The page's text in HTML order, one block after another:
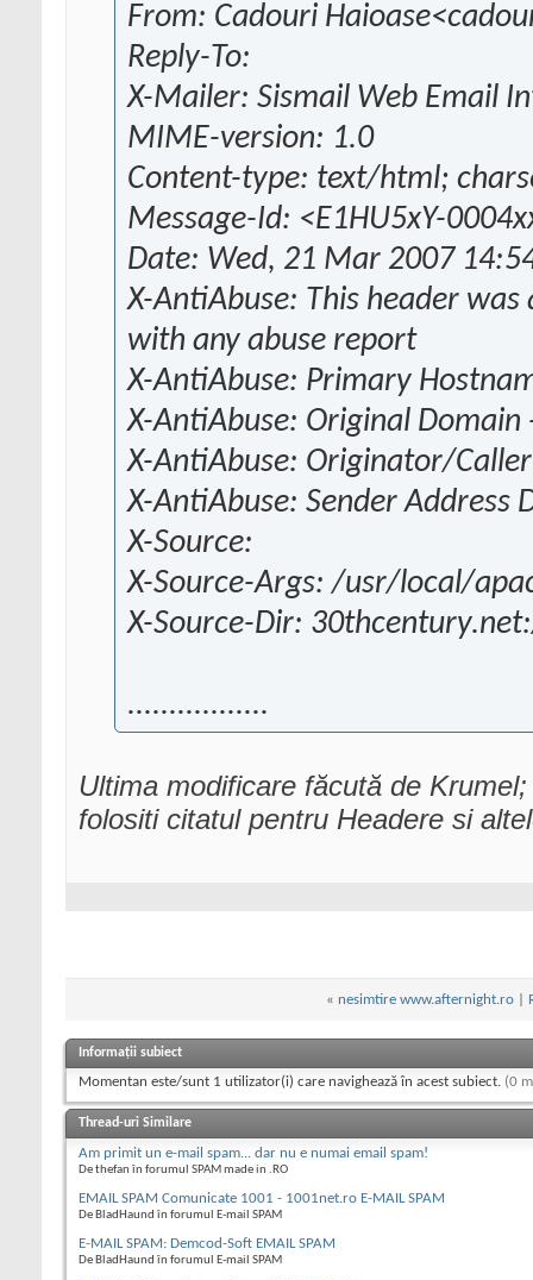
From: Cadouri
Reply-To:
X-Mailer: Sismail Web Email
MIME-version: 1.0
Content-type: text/html;
Message-Id: <E1HU5xY-
Date: Wed, 21 Mar 2007
X-AntiAbuse: This header
with any abuse report
X-AntiAbuse: Primary
X-AntiAbuse: Original
X-AntiAbuse: Originator/
X-AntiAbuse: Sender
X-Source:
X-Source-Args: /usr/local/
X-Source-Dir:
.................
Ultima modificare făcută de
folositi citatul pentru Headere si
« nesimtire www.afternight.ro
Informații subiect
Momentan este/sunt 1 utilizator(i) care navighează în acest subiect. (0
Thread-uri Similare
Am primit un e-mail spam... dar nu e numai email spam!
De thefan în forumul SPAM made in .RO
EMAIL SPAM Comunicate 1001 - 1001net.ro E-MAIL SPAM
De BladHaund în forumul E-mail SPAM
E-MAIL SPAM: Demcod-Soft EMAIL SPAM
De BladHaund în forumul E-mail SPAM